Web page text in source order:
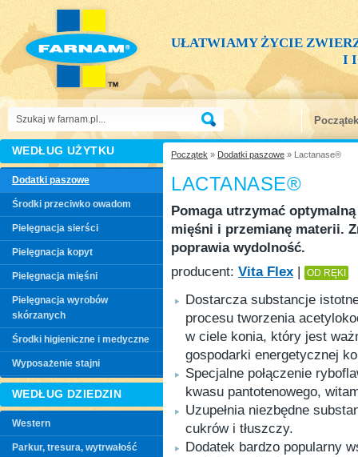
UŁATWIAMY ŻYCIE
I
Początek
Początek » Dodatki paszowe » Lactanase®
LACTANASE®
Pomaga utrzymać
mięśni i przemianę materii.
poprawia wydolność.
producent: Vita Flex OD RĘKI
Dostarcza substancje
procesu tworzenia
w ciele konia, który jest
gospodarki energetycznej
Specjalne połączenie
kwasu pantotenowego,
Uzupełnia niezbędne
cukrów i tłuszczy.
Dodatek bardzo popularny
WEDŁUG UŻYTKU
Dodatki paszowe
Środki przeciwko owadom
Pielęgnacja sierści
Pielęgnacja kopyt
Pielęgnacja mięśni
Pielęgnacja wyrobów
skórzanych
Środki higieniczne i medyczne
Wyposażenie stajni
WEDŁUG DZIEDZIN
Western
Parkur, tresura, wytrwałość